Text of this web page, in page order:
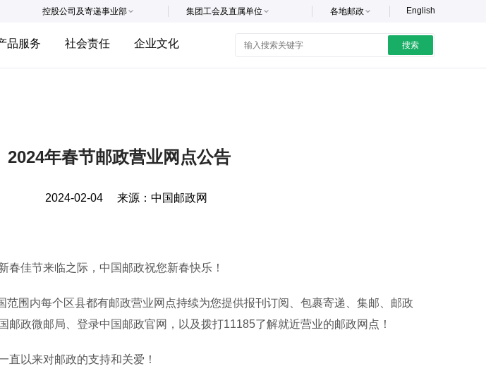
English
各地邮政
集团工会及直属单位
控股公司及寄递事业部
品服务 社会责任 企业文化 搜索
2024年春节邮政营业网点公告
2024-02-04 来源： 中国邮政网
佳节来临之际，中国邮政祝您新春快乐！
围内每个区县都有邮政营业网点持续为您提供报刊订阅、包裹寄递、集邮、邮政
邮政微邮局、登录中国邮政官网，以及拨打11185了解就近营业的邮政网点！
以来对邮政的支持和关爱！